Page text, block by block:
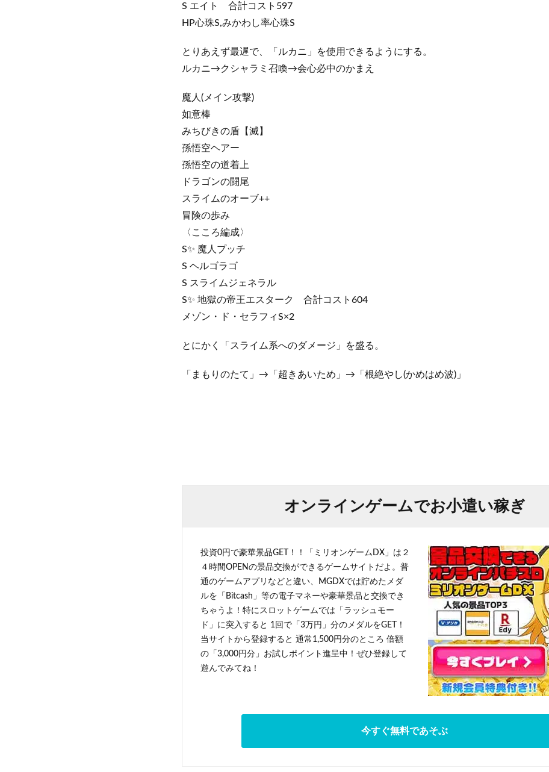
S エイト 合計コスト597
HP心珠S,みかわし率心珠S
とりあえず最遅で、「ルカニ」を使用できるようにする。
ルカニ→クシャラミ召喚→会心必中のかまえ
魔人(メイン攻撃)
如意棒
みちびきの盾【滅】
孫悟空ヘアー
孫悟空の道着上
ドラゴンの闘尾
スライムのオーブ++
冒険の歩み
〈こころ編成〉
S✨ 魔人プッチ
S ヘルゴラゴ
S スライムジェネラル
S✨ 地獄の帝王エスターク 合計コスト604
メゾン・ド・セラフィS×2
とにかく「スライム系へのダメージ」を盛る。
「まもりのたて」→「超きあいため」→「根絶やし(かめはめ波)」
オンラインゲームでお小遣い稼ぎ
投資0円で豪華景品GET！！「ミリオンゲームDX」は２
４時間OPENの景品交換ができるゲームサイトだよ。普
通のゲームアプリなどと違い、MGDXでは貯めたメダ
ルを「Bitcash」等の電子マネーや豪華景品と交換でき
ちゃうよ！特にスロットゲームでは「ラッシュモー
ド」に突入すると 1回で「3万円」分のメダルをGET！
当サイトから登録すると 通常1,500円分のところ 倍額
の「3,000円分」お試しポイント進呈中！ぜひ登録して
遊んでみてね！
今すぐ無料であそぶ